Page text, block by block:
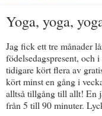
Yoga, yoga,
Jag fick ett tre månader
födelsedagspresent, och
tidigare kört flera av
kört minst en gång i
alltså tillgång till allt! En
från 5 till 90 minuter.